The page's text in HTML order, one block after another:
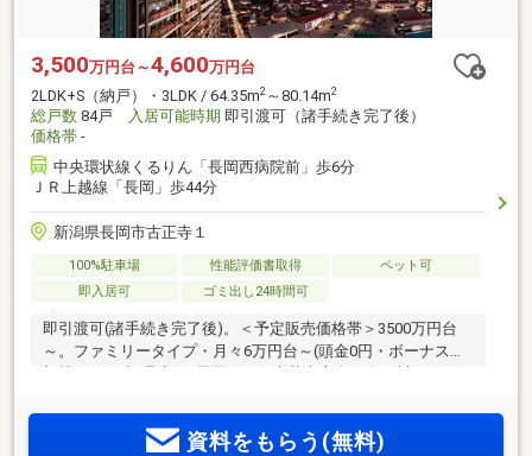
3,500万円台～4,600万円台
2LDK+S（納戸）・3LDK / 64.35m2 ～80.14m2
総戸数 84戸 入居可能時期 即引渡可（諸手続き完了後）
価格帯 -
中央環状線くるりん「長岡西病院前」歩6分
ＪＲ上越線「長岡」歩44分
新潟県長岡市古正寺１
100%駐車場 性能評価書取得
ペット可
即入居可
ゴミ出し24時間可
即引渡可(諸手続き完了後)。＜予定販売価格帯＞3500万円台
～。ファミリータイプ・月々6万円台～(頭金0円・ボーナス時
駐車場116％超、月額0円～(注2)。屋上スカイテラス・ゲスト
ルームなど充実の共用施設資料をもらう(無料)